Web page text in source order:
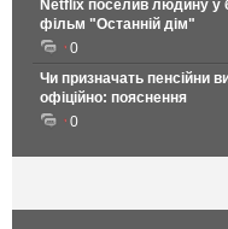
Netflix поселив людину у
фільм "Останній дім"
0
Чи призначать пенсійни
офіційно: пояснення
0